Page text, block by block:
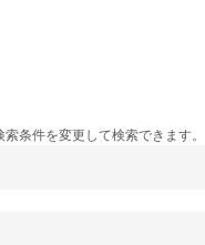
索条件を変更して検索できます。